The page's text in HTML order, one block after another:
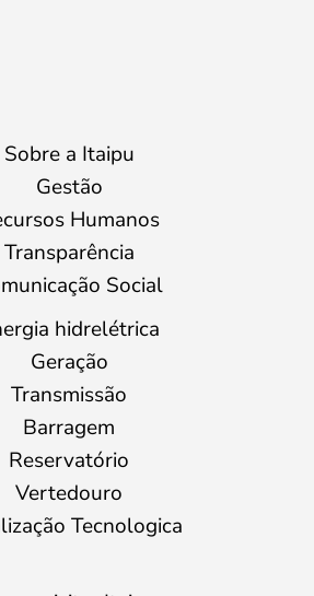
Sobre a Itaipu
Gestão
Humanos
Transparência
Social
hidrelétrica
Geração
Transmissão
Barragem
Reservatório
Vertedouro
Tecnologica